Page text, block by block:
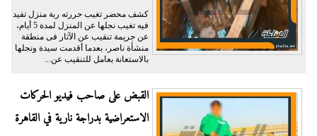
كشف محضر تغيب حررته ربة منزل تفيد
فيه تغيب نجلها عن المنزل لمدة 5 أيام،
عن جريمة تنقيب عن الآثار فى منطقة
منشأة ناصر، بعدما أقدمت سيدة ونجلها
بالاستعانة بعامل للتنقيب عن...
القبض على صاحب فيديو الحركات
الاستعراضية بدراجة نارية في القاهرة